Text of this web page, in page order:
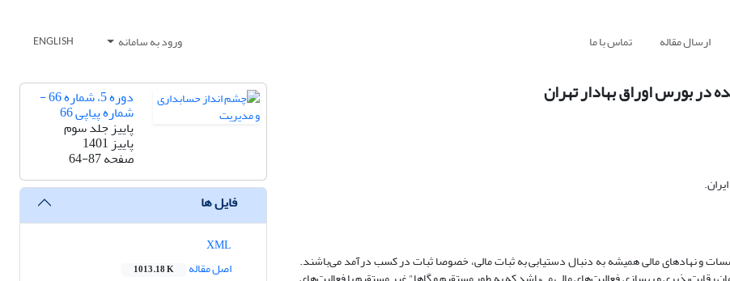
ارسال مقاله تماس با ما ورود به سامانه ENGLISH
بورس اوراق بهادار تهران
و نهادهای مالی همیشه به دنبال دستیابی به ثبات مالی، خصوصا ثبات در کسب درآمد می‌باشند.
دوره 5، شماره 66 -
شماره پیاپی 66
پاییز جلد سوم
پاییز 1401
صفحه64-87
فایل ها
اصل مقاله
1013.18 K